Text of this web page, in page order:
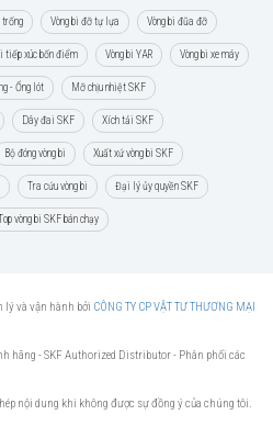
trống Vòng bi đỡ tự lựa Vòng bi đũa đỡ
tiếp xúc bốn điểm Vòng bi YAR Vòng bi xe máy
- Ống lót Mỡ chịu nhiệt SKF
Dây đai SKF Xích tải SKF
Bộ đóng vòng bi Xuất xứ vòng bi SKF
Tra cứu vòng bi Đại lý ủy quyền SKF
vòng bi SKF bán chạy
lý và vận hành bởi CÔNG TY CP VẬT TƯ THƯƠNG MẠI
hãng -SKF Authorized Distributor- Phân phối các
nội dung khi không được sự đồng ý của chúng tôi.